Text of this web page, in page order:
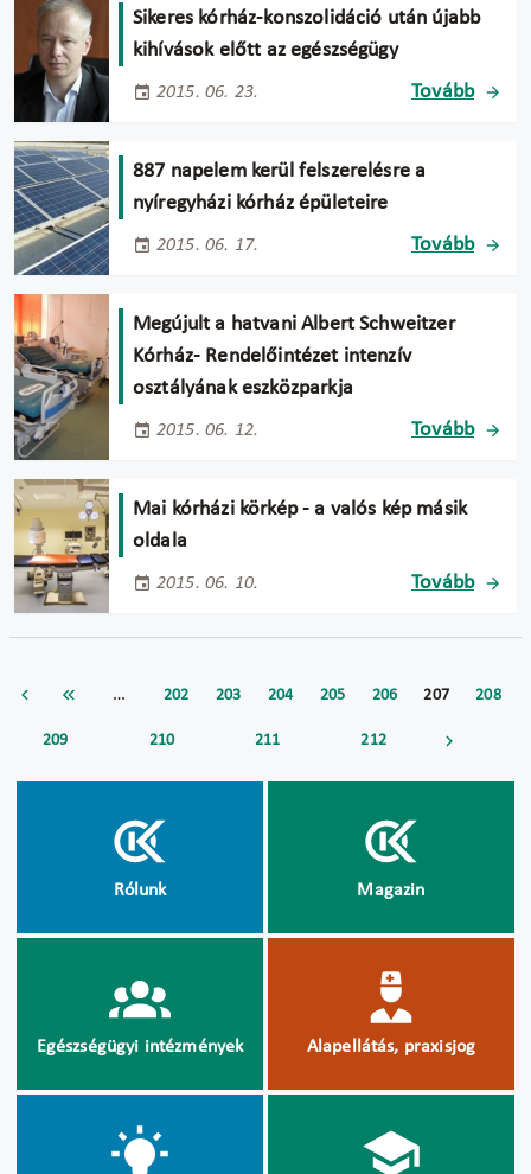
Sikeres kórház-konszolidáció után újabb
kihívások előtt az egészségügy
2015. 06. 23. Tovább
887 napelem kerül felszerelésre a
nyíregyházi kórház épületeire
2015. 06. 17. Tovább
Megújult a hatvani Albert Schweitzer
Kórház- Rendelőintézet intenzív
osztályának eszközparkja
2015. 06. 12. Tovább
Mai kórházi körkép - a valós kép másik
oldala
2015. 06. 10. Tovább
… 202 203 204 205 206 207 208
209 210 211 212
Rólunk Magazin
Egészségügyi intézmények Alapellátás, praxisjog